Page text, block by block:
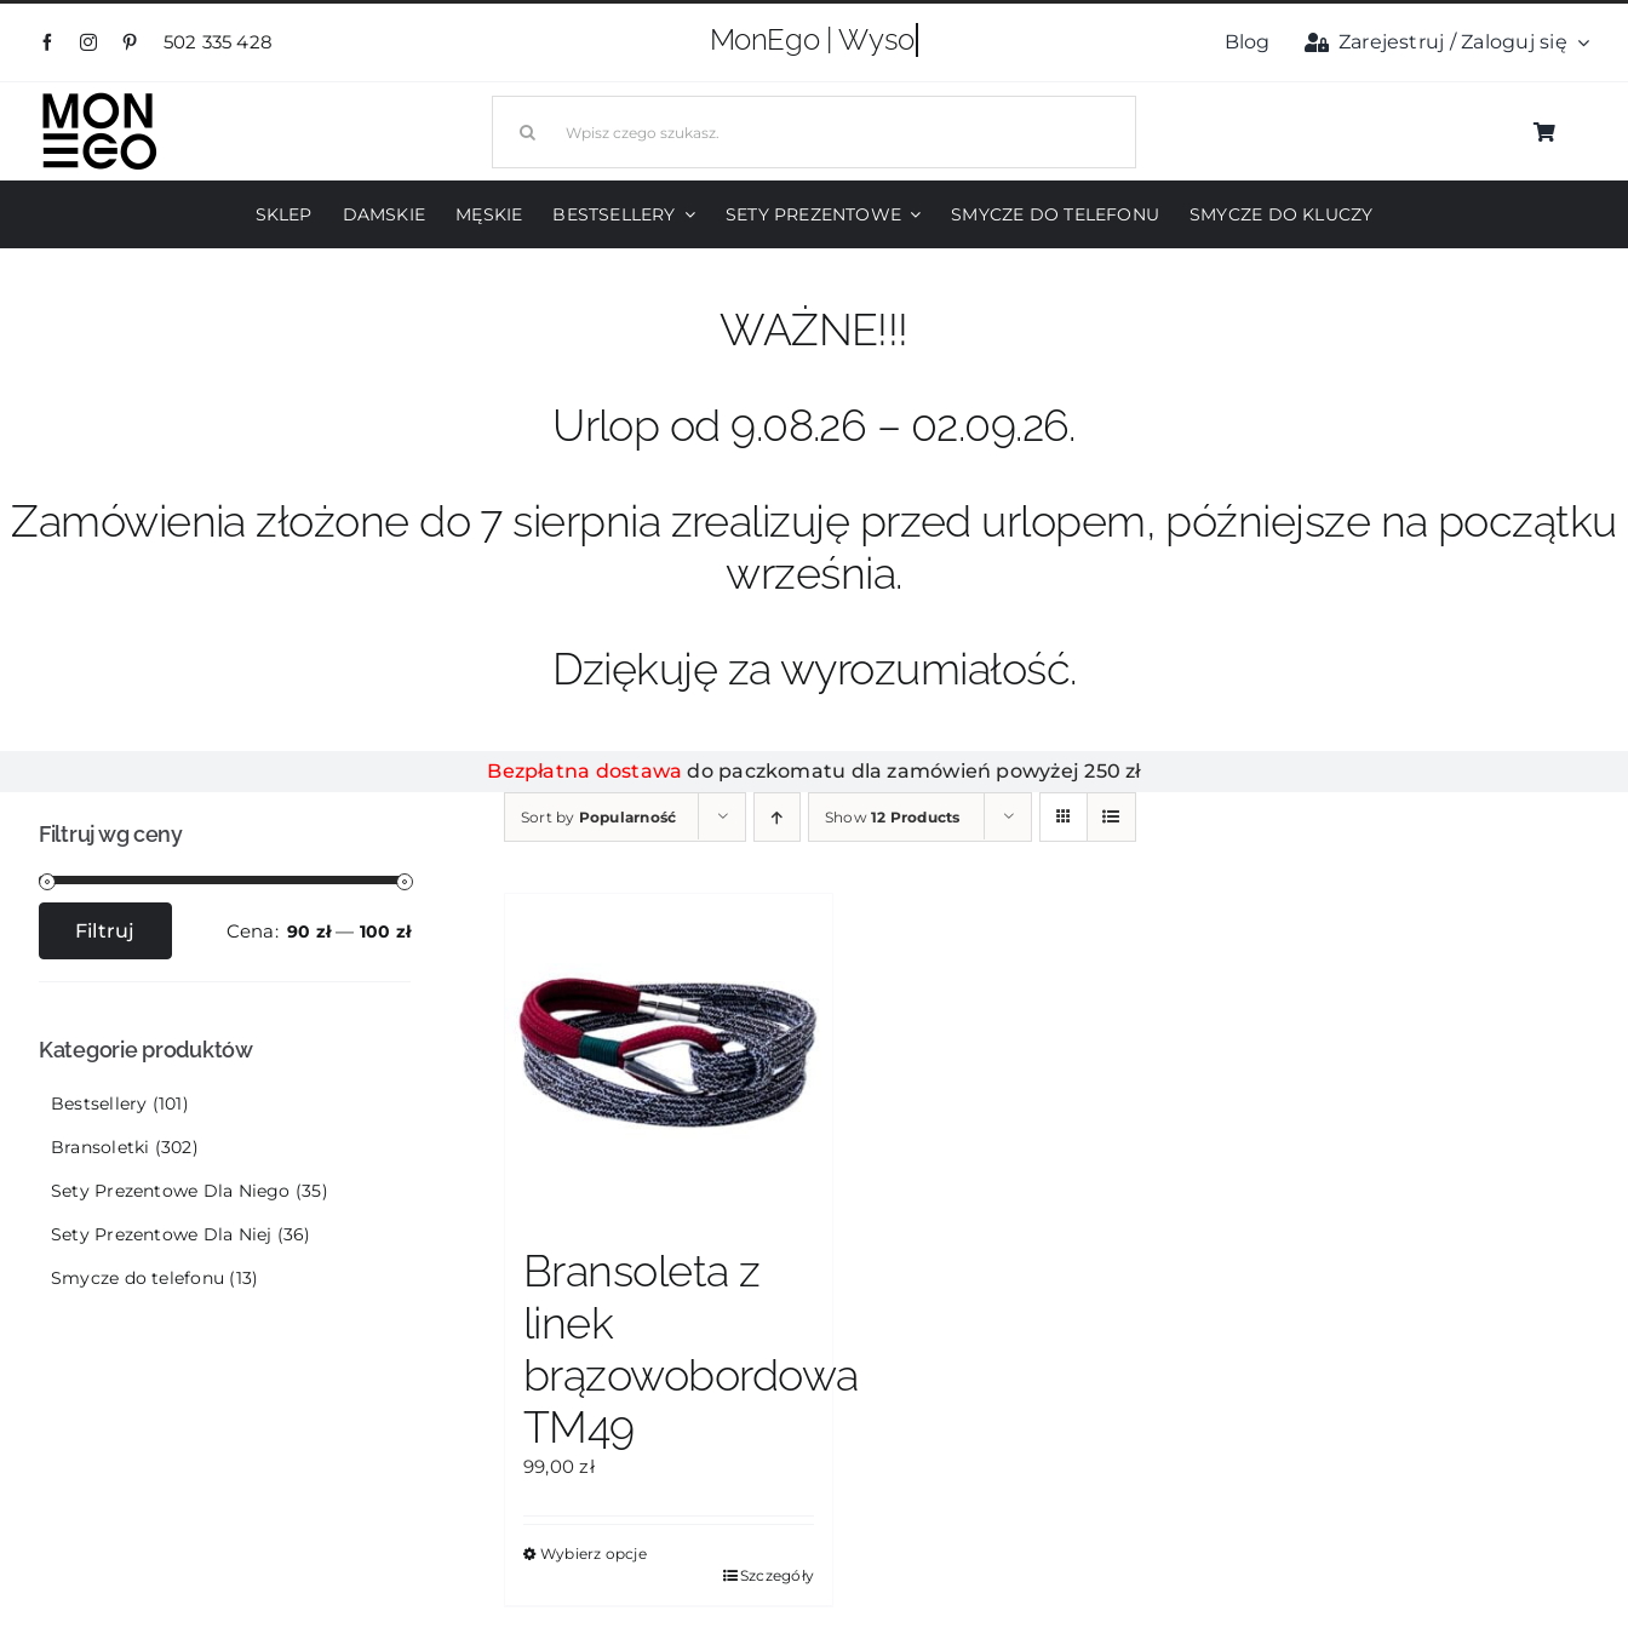
Przejdź
502 335 428 MonEgo | Blog Zarejestruj / Zaloguj się
SKLEP DAMSKIE MĘSKIE BESTSELLERY SETY PREZENTOWE SMYCZE DO TELEFONU SMYCZE DO KLUCZY
WAŻNE!!!
Urlop od 9.08.26 – 02.09.26.
Zamówienia złożone do 7 sierpnia zrealizuję przed urlopem, późniejsze na początku
września.
Dziękuję za wyrozumiałość.
Bezpłatna dostawa do paczkomatu dla zamówień powyżej 250 zł
Sort by Popularność Show12 Products
Bransoleta z
linek
brązowobordowa
TM49
99,00zł
Wybierz opcje
Szczegóły
Filtruj wg ceny
Cena
CenaFiltruj Cena: 90 zł— 100 zł
Kategorie produktów
Bestsellery (101)
Bransoletki (302)
Sety Prezentowe Dla Niego (35)
Sety Prezentowe Dla Niej (36)
Smycze do telefonu (13)